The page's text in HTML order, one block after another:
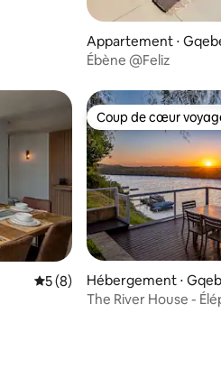
Appartement ⋅
Ébène @Feliz
Évaluation moyenne sur la
5 (8)
Coup de cœur
Coup de cœur
Hébergement ⋅
The River House -